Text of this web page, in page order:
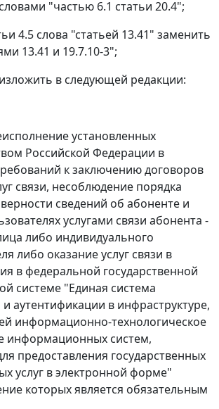
"частью 6.1 статьи 20.4";
4.5 слова "статьей 13.41" заменить
13.41 и 19.7.10-3";
в следующей редакции:
установленных
Российской Федерации в
к заключению договоров
связи, несоблюдение порядка
сведений об абоненте и
услугами связи абонента -
либо индивидуального
либо оказание услуг связи в
в федеральной государственной
системе "Единая система
аутентификации в инфраструктуре,
информационно-технологическое
информационных систем,
предоставления государственных
услуг в электронной форме"
которых является обязательным